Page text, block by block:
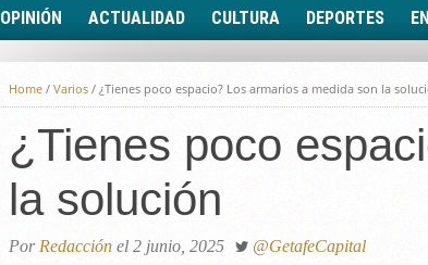
OPINIÓN
A FIN DE CUENTAS
PALABRA DE CONCEJAL
LA PIEDRA DE SÍSIFO
EL SACAPUNTAS
TODAS LAS BANDERAS
ROTAS
ACTUALIDAD
POLÍTICA
ECONOMÍA
BREVES
CULTURA DEPORTES
Home / Varios / ¿Tienes poco espacio? Los armarios a medida son la
¿Tienes poco
la solución
Por Redacción el 2 junio, 2025 @GetafeCapital